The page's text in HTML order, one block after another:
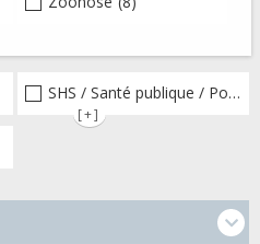
SHS / Santé publique / Politiques publiques / socio-économie
[+]